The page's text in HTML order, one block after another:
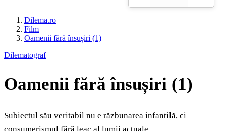
Dilema.ro
Film
Oamenii fără însușiri (1)
Dilematograf
Oamenii fără însușiri (1)
Subiectul său veritabil nu e răzbunarea infantilă, ci